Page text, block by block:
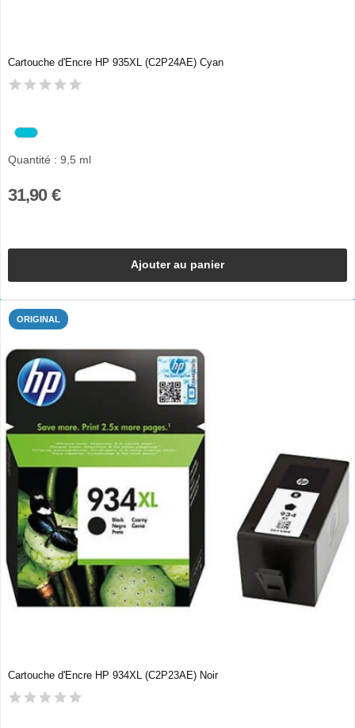
Cartouche d'Encre HP 935XL (C2P24AE) Cyan
Quantité : 9,5 ml
31,90 €
Ajouter au panier
ORIGINAL
Cartouche d'Encre HP 934XL (C2P23AE) Noir